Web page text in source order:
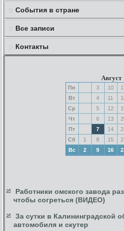
События в стране
Все записи
Контакты
Август
Пн 3 10
Вт
4 11
Ср
5 12
Чт
6 13
Пт
7 14
Сб
1 8 15
Вс
2 9 16
Работники омского завода
чтобы согреться (ВИДЕО)
За сутки в Калининградской
автомобиля и скутер